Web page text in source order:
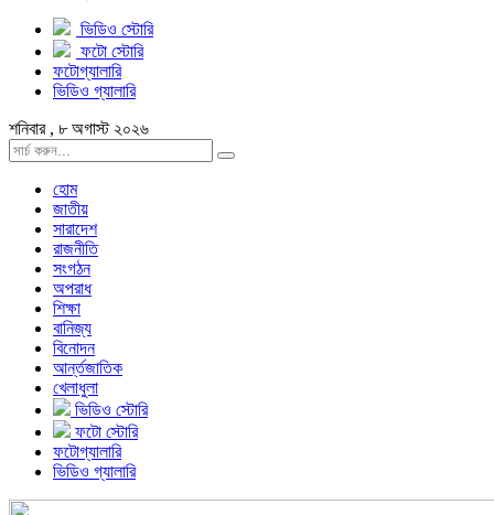
ভিডিও স্টোরি
ফটো স্টোরি
ফটোগ্যালারি
ভিডিও গ্যালারি
শনিবার , ৮ অগাস্ট ২০২৬
হোম
জাতীয়
সারাদেশ
রাজনীতি
সংগঠন
অপরাধ
শিক্ষা
বানিজ্য
বিনোদন
আর্ন্তজাতিক
খেলাধুলা
ভিডিও স্টোরি
ফটো স্টোরি
ফটোগ্যালারি
ভিডিও গ্যালারি